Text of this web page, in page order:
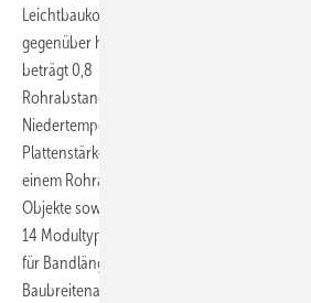
Leichtbaukonstruktion aus Stahl mit einem
gegenüber herkömmlichen
beträgt 0,8 mm, der Rohrdurchmesser 18
Rohrabstand von 75 / 100 mm. Sie eignen
Niedertemperaturanlagen. Die stabil
Plattenstärke von 1,2 mm, einem
einem Rohrabstand von 150 mm eignet sich
Objekte sowie für besonders große
14 Modultypen mit gerasterten Baubreiten
für Bandlängen bis zu 50 m (DEG1), bzw. 100
Baubreitenabhängig sind Strahlungsanteile